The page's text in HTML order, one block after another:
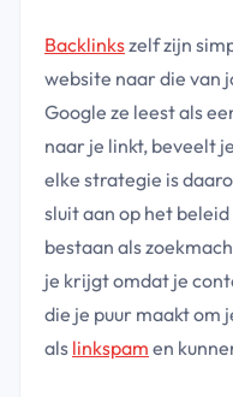
Backlinkszelf zijn
website naar die van
Google ze leest als
naar je linkt, beveelt
elke strategie is
sluit aan op het
bestaan als
je krijgt omdat je
die je puur maakt om
als linkspam en